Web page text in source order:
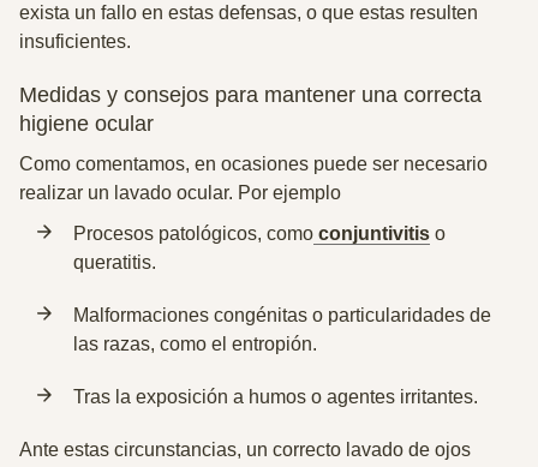
exista un fallo en estas defensas, o que estas resulten
insuficientes.
Medidas y consejos para mantener una correcta
higiene ocular
Como comentamos, en ocasiones puede ser necesario
realizar un lavado ocular. Por ejemplo
Procesos patológicos, como conjuntivitis o
queratitis.
Malformaciones congénitas o particularidades de
las razas, como el entropión.
Tras la exposición a humos o agentes irritantes.
Ante estas circunstancias, un correcto lavado de ojos